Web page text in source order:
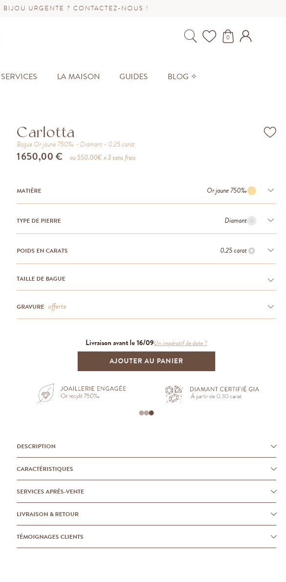
URGENTE ? CONTACTEZ-NOUS !
SERVICES LA MAISON GUIDES BLOG ✧
0
Carlotta
Bague Or jaune 750‰ Diamant 0.25carat
1 650,00 € ou550.00€ x 3 sans frais
MATIÈRE Or jaune 750‰
TYPE DE PIERRE Diamant
POIDS EN CARATS 0.25 carat
TAILLE DE BAGUE
GRAVURE offerte
Livraison avant le 16/09Un impératif de date ?
AJOUTER AU PANIER
DESCRIPTION
CARACTÉRISTIQUES
SERVICES APRÈS-VENTE
LIVRAISON & RETOUR
TÉMOIGNAGES CLIENTS